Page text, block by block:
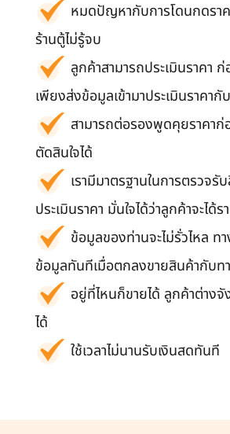
หมดปัญหากับการโดนกดราค
ร้านตู้ไม่รู้จบ
ลูกค้าสามารถประเมินราคา
เพียงส่งข้อมูลเข้ามาประเมินราคากั
สามารถต่อรองพูดคุยราคาก่
ตัดสินใจได้
เรามีมาตรฐานในการตรวจรั
ประเมินราคา มั่นใจได้ว่าลูกค้าจะได้
ข้อมูลของท่านจะไม่รั่วไหล ท
ข้อมูลทันทีเมื่อตกลงขายสินค้ากับทา
อยู่ที่ไหนก็ขายได้ ลูกค้าต่าง
ได้
ใช้เวลาไม่นานรับเงินสดทันที